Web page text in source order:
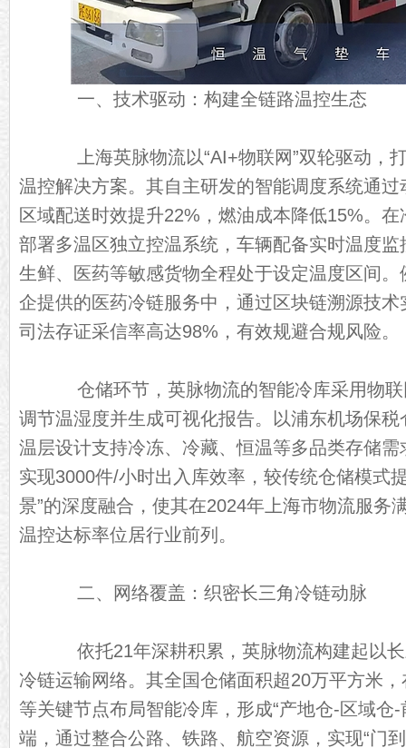
一、技术驱动：构建全链路温控生态
上海英脉物流以“AI+物联网”双轮驱动，
温控解决方案。其自主研发的智能调度系统通
区域配送时效提升22%，燃油成本降低15%。
部署多温区独立控温系统，车辆配备实时温度
生鲜、医药等敏感货物全程处于设定温度区间
企提供的医药冷链服务中，通过区块链溯源技
司法存证采信率高达98%，有效规避合规风险。
仓储环节，英脉物流的智能冷库采用物联
调节温湿度并生成可视化报告。以浦东机场保
温层设计支持冷冻、冷藏、恒温等多品类存储
实现3000件/小时出入库效率，较传统仓储模式
景”的深度融合，使其在2024年上海市物流服务
温控达标率位居行业前列。
二、网络覆盖：织密长三角冷链动脉
依托21年深耕积累，英脉物流构建起以长
冷链运输网络。其全国仓储面积超20万平方米
等关键节点布局智能冷库，形成“产地仓-区域仓
端，通过整合公路、铁路、航空资源，实现“门